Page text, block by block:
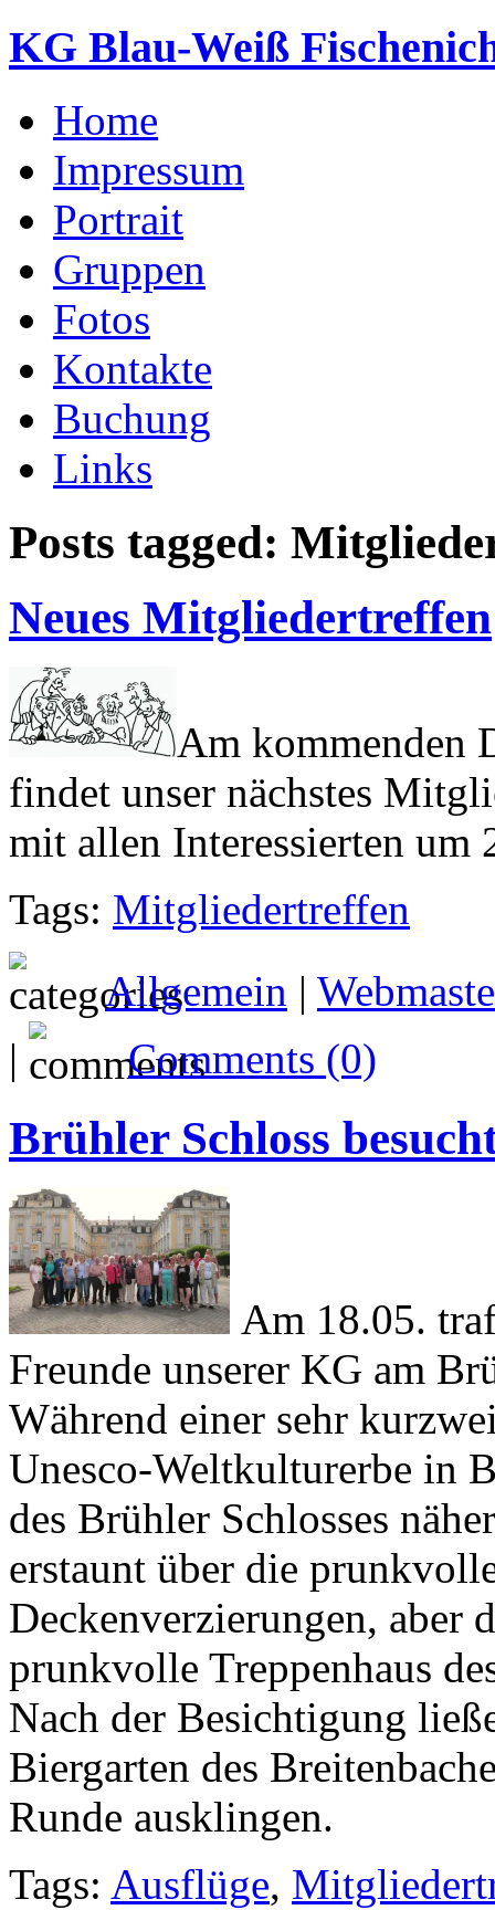
KG Blau-Weiß
Home
Impressum
Portrait
Gruppen
Fotos
Kontakte
Buchung
Links
Posts tagged:
Neues Mitgliedertreffen
Am kommenden
findet unser nächstes
mit allen Interessierten
Tags: Mitgliedertreffen
Allgemein |
|
Comments (0)
Brühler Schloss
Am 18.05.
Freunde unserer KG am
Während einer sehr
Unesco-Weltkulturerbe in
des Brühler Schlosses
erstaunt über die
Deckenverzierungen, aber
prunkvolle Treppenhaus
Nach der Besichtigung
Biergarten des
Runde ausklingen.
Tags: Ausflüge,